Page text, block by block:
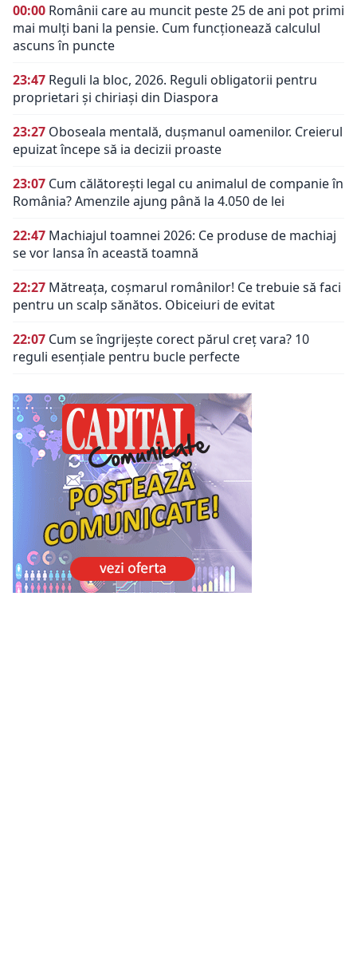
00:00 Românii care au muncit peste 25 de ani pot primi
mai mulți bani la pensie. Cum funcționează calculul
ascuns în puncte
23:47 Reguli la bloc, 2026. Reguli obligatorii pentru
proprietari și chiriași din Diaspora
23:27 Oboseala mentală, dușmanul oamenilor. Creierul
epuizat începe să ia decizii proaste
23:07 Cum călătorești legal cu animalul de companie în
România? Amenzile ajung până la 4.050 de lei
22:47 Machiajul toamnei 2026: Ce produse de machiaj
se vor lansa în această toamnă
22:27 Mătreața, coșmarul românilor! Ce trebuie să faci
pentru un scalp sănătos. Obiceiuri de evitat
22:07 Cum se îngrijește corect părul creț vara? 10
reguli esențiale pentru bucle perfecte